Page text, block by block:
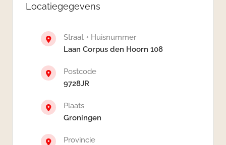
Locatiegegevens
Straat + Huisnummer
Laan Corpus den Hoorn 108
Postcode
9728JR
Plaats
Groningen
Provincie